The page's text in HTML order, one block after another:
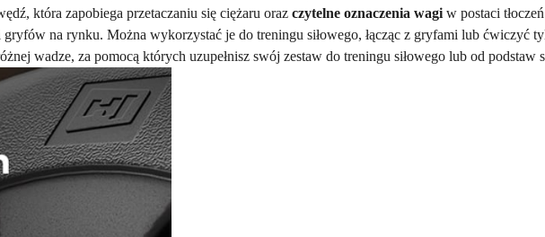
która zapobiega przetaczaniu się ciężaru oraz czytelne oznaczenia wagi w postaci
gryfów na rynku. Można wykorzystać je do treningu siłowego, łącząc z gryfami lub ćwiczyć
wadze, za pomocą których uzupełnisz swój zestaw do treningu siłowego lub od podstaw